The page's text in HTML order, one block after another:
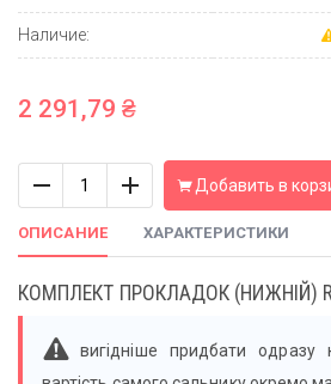
Наличие:
2 291,79 ₴
Добавить в
ОПИСАНИЕ ХАРАКТЕРИСТИКИ
КОМПЛЕКТ ПРОКЛАДОК (НИЖНІЙ)
вигідніше придбати одразу